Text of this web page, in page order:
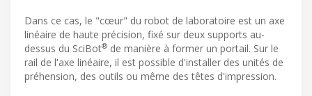
Dans ce cas, le "cœur" du robot de laboratoire est un axe
linéaire de haute précision, fixé sur deux supports au-
dessus du SciBot® de manière à former un portail. Sur le
rail de l'axe linéaire, il est possible d'installer des unités de
préhension, des outils ou même des têtes d'impression.